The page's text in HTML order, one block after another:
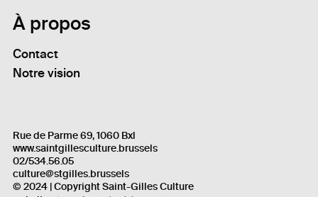
À propos
Contact
Notre vision
Rue de Parme 69, 1060 Bxl
www.saintgillesculture.brussels
02/534.56.05
culture@stgilles.brussels
© 2024 | Copyright Saint-Gilles Culture